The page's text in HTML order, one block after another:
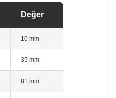
Değer
10 mm
35 mm
81 mm